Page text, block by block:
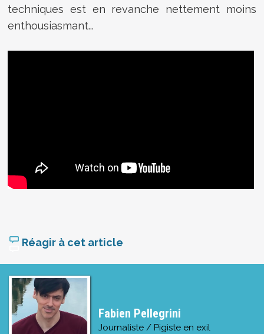
techniques est en revanche nettement moins
enthousiasmant...
Réagir à cet article
Fabien Pellegrini
Journaliste / Pigiste en exil